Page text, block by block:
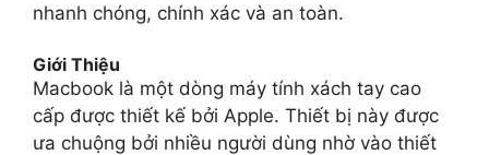
nhanh chóng, chính xác và an toàn.
Giới Thiệu
Macbook là một dòng máy tính xách tay cao
cấp được thiết kế bởi Apple. Thiết bị này được
ưa chuộng bởi nhiều người dùng nhờ vào thiết